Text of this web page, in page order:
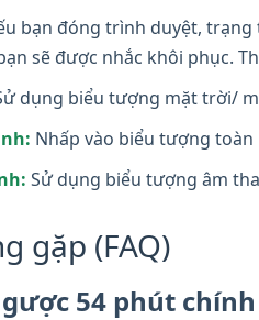
bạn đóng trình duyệt,
sẽ được nhắc khôi phục.
dụng biểu tượng mặt trời/
Nhấp vào biểu tượng
Sử dụng biểu tượng âm
gặp (FAQ)
54 phút